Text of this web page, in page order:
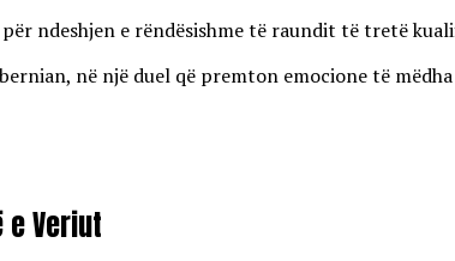
ndeshjen e rëndësishme të raundit të tretë
në një duel që premton emocione të
Veriut